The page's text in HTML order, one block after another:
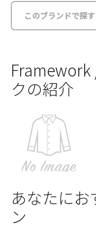
このブランドで探す
クの紹介
あなたに
ン